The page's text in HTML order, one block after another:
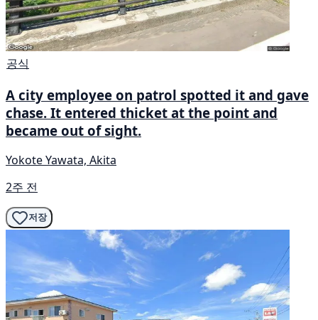
공식
A city employee on patrol spotted it and gave
chase. It entered thicket at the point and
became out of sight.
Yokote Yawata, Akita
2주 전
저장